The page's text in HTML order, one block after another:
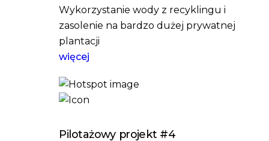
Wykorzystanie wody z recyklingu i
zasolenie na bardzo dużej prywatnej
plantacji
więcej
Pilotażowy projekt #4